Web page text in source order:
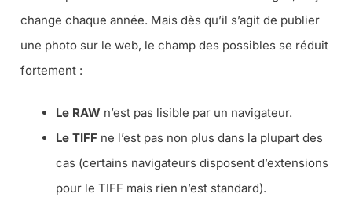
change chaque année. Mais dès qu’il s’agit de publier
une photo sur le web, le champ des possibles se réduit
fortement :
Le RAW n’est pas lisible par un navigateur.
Le TIFF ne l’est pas non plus dans la plupart des
cas (certains navigateurs disposent d’extensions
pour le TIFF mais rien n’est standard).